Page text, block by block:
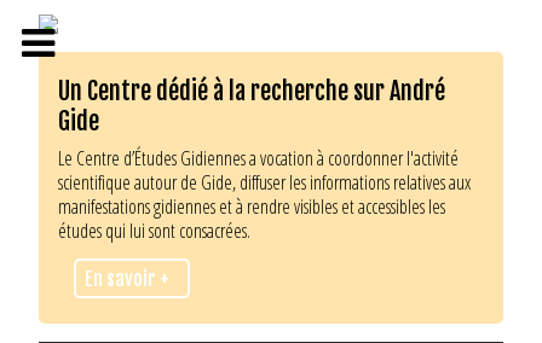
Un Centre dédié à la recherche sur André
Gide
Le Centre d’Études Gidiennes a vocation à coordonner l'activité
scientifique autour de Gide, diffuser les informations relatives aux
manifestations gidiennes et à rendre visibles et accessibles les
études qui lui sont consacrées.
En savoir +